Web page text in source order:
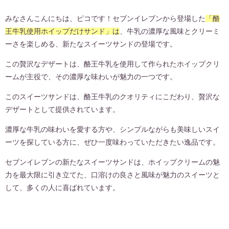
みなさんこんにちは、ピコです！セブンイレブンから登場した
「酪
王牛乳使用ホイップだけサンド」は 、牛乳の濃厚な風味とクリーミ
ーさを楽しめる、新たなスイーツサンドの登場です。
この贅沢なデザートは、酪王牛乳を使用して作られたホイップクリ
ームが主役で、その濃厚な味わいが魅力の一つです。
このスイーツサンドは、酪王牛乳のクオリティにこだわり、贅沢な
デザートとして提供されています。
濃厚な牛乳の味わいを愛する方や、シンプルながらも美味しいスイ
ーツを探している方に、ぜひ一度味わっていただきたい逸品です。
セブンイレブンの新たなスイーツサンドは、ホイップクリームの魅
力を最大限に引き立てた、口溶けの良さと風味が魅力のスイーツと
して、多くの人に喜ばれています。